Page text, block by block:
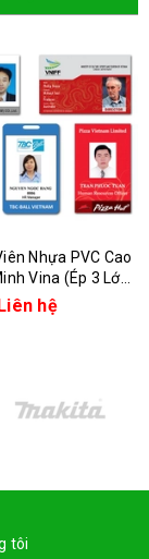
Nhựa PVC Cao
Vina (Ép 3 Lớp,
4 Lớp)hệ
tôi